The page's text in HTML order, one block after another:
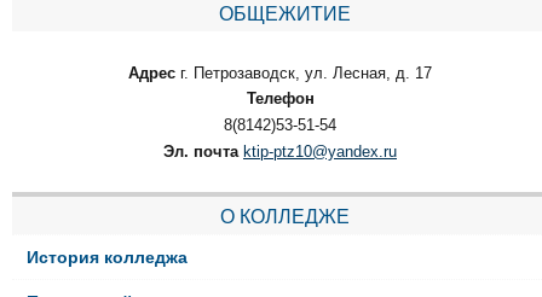
ОБЩЕЖИТИЕ
Адрес г. Петрозаводск, ул. Лесная, д. 17
Телефон
8(8142)53-51-54
Эл. почта ktip-ptz10@yandex.ru
О КОЛЛЕДЖЕ
История колледжа